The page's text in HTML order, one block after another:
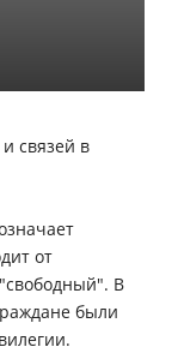
связей в
от
В
были